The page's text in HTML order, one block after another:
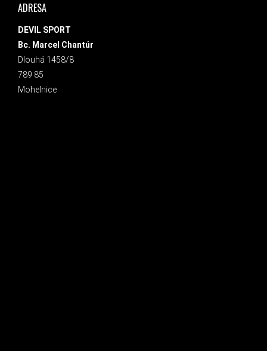
ADRESA
DEVIL SPORT
Bc. Marcel Chantúr
Dlouhá 1458/8
789 85
Mohelnice